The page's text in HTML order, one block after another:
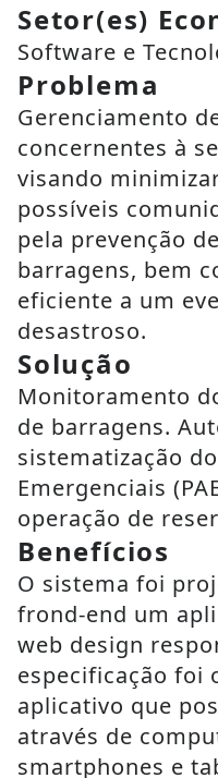
Setor(es)
Software e
Problema
Gerenciamento
concernentes à
visando
possíveis
pela prevenção
barragens, bem
eficiente a um
desastroso.
Solução
Monitoramento
de barragens.
sistematização
Emergenciais
operação de
Benefícios
O sistema foi
frond-end um
web design
especificação foi
aplicativo que
através de
smartphones e